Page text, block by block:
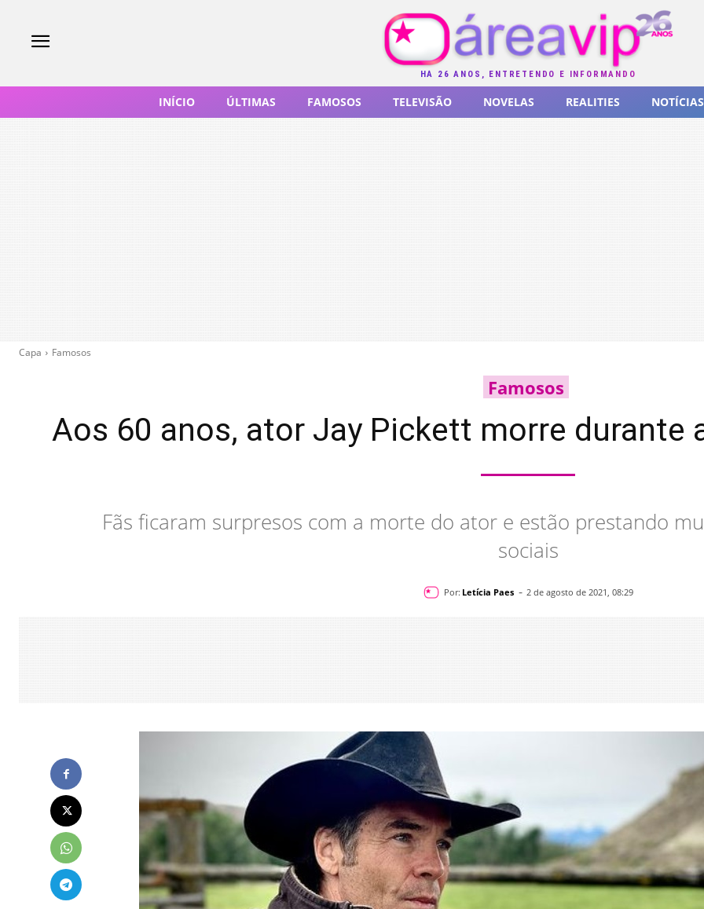
HÁ 26 ANOS, ENTRETENDO E INFORMANDO
INÍCIO ÚLTIMAS FAMOSOS TELEVISÃO NOVELAS REALITIES NOTÍCIAS
Capa Famosos
Famosos
Aos 60 anos, ator Jay Pickett morre durante
Fãs ficaram surpresos com a morte do ator e estão prestando
sociais
Por: Letícia Paes - 2 de agosto de 2021, 08:29